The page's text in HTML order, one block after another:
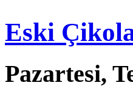
Eski
Pazartesi,